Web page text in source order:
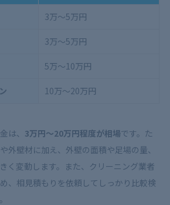
3万〜5万円
3万〜5万円
5万〜10万円
10万〜20万円
は、 3万円～20万円程度が相場です。た
外壁材に加え、外壁の面積や足場の量、
く変動します。また、クリーニング業者
、相見積もりを依頼してしっかり比較検